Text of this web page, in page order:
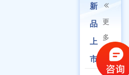
新
品
上
市
更
多